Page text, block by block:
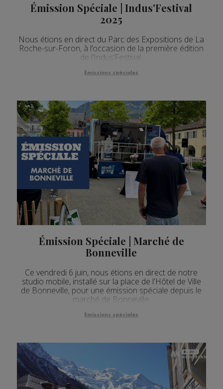
Émission Spéciale | Indus'Festival
2025
Nous étions en direct du Parc des Expositions de La
Roche-sur-Foron, à l’occasion de la première édition
de l’Indus’Festival.
Émissions spéciales
Émission Spéciale | Marché de
Bonneville
Ce vendredi 6 juin, nous étions en direct de notre
studio mobile, installé sur la place de l'Hôtel de Ville
de Bonneville, pour une émission spéciale depuis le
marché de Bonneville.
Émissions spéciales